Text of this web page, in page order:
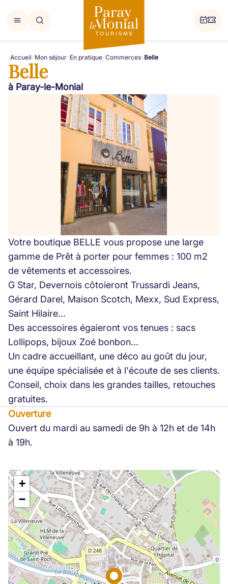
Accueil Mon séjour En pratique Commerces Belle
Belle
à Paray-le-Monial
Votre boutique BELLE vous propose une large
gamme de Prêt à porter pour femmes : 100 m2
de vêtements et accessoires.
G Star, Devernois côtoieront Trussardi Jeans,
Gérard Darel, Maison Scotch, Mexx, Sud Express,
Saint Hilaire...
Des accessoires égaieront vos tenues : sacs
Lollipops, bijoux Zoé bonbon...
Un cadre accueillant, une déco au goût du jour,
une équipe spécialisée et à l'écoute de ses clients.
Conseil, choix dans les grandes tailles, retouches
gratuites.
Ouverture
Ouvert du mardi au samedi de 9h à 12h et de 14h
à 19h.
+
−